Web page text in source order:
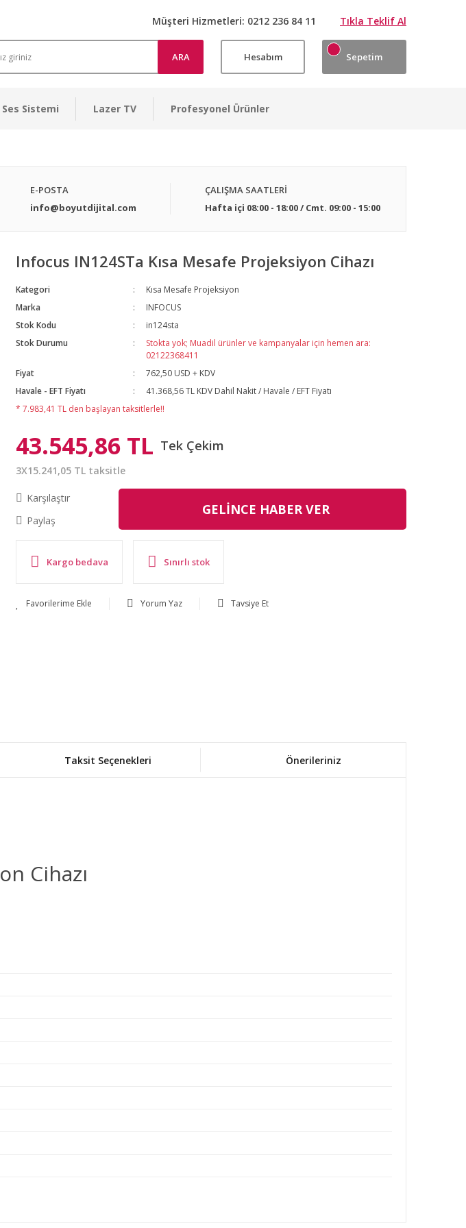
Müşteri Hizmetleri: 0212 236 84 11 Tıkla Teklif Al
ARA Hesabım Sepetim
Ses Sistemi Lazer TV Profesyonel Ürünler
E-POSTA
info@boyutdijital.com
ÇALIŞMA SAATLERİ
Hafta içi 08:00 - 18:00 / Cmt. 09:00 - 15:00
Infocus IN124STa Kısa Mesafe Projeksiyon Cihazı
Kategori
Kısa Mesafe Projeksiyon
Marka
INFOCUS
Stok Kodu
in124sta
Stok Durumu
Stokta yok; Muadil ürünler ve kampanyalar için hemen ara:
02122368411
Fiyat
762,50 USD + KDV
Havale - EFT Fiyatı
41.368,56 TL KDV Dahil Nakit / Havale / EFT Fiyatı
* 7.983,41 TL den başlayan taksitlerle!!
43.545,86 TL Tek Çekim
3X15.241,05 TL taksitle
Karşılaştır
Paylaş
GELİNCE HABER VER
Kargo bedava Sınırlı stok
Yorum Yaz Tavsiye Et
Taksit Seçenekleri Önerileriniz
Cihazı